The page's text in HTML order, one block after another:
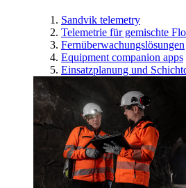
Sandvik telemetry
Telemetrie für gemischte
Fernüberwachungslösungen
Equipment companion apps
Einsatzplanung und